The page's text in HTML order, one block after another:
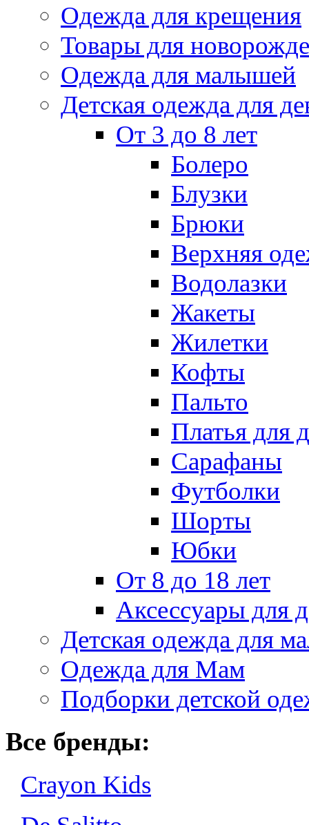
Одежда для крещения
Товары для
Одежда для малышей
Детская одежда для
От 3 до 8 лет
Болеро
Блузки
Брюки
Верхняя
Водолазки
Жакеты
Жилетки
Кофты
Пальто
Платья для
Сарафаны
Футболки
Шорты
Юбки
От 8 до 18 лет
Аксессуары для
Детская одежда для
Одежда для Мам
Подборки детской
Все бренды:
Crayon Kids